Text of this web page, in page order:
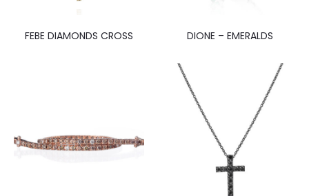
FEBE DIAMONDS CROSS DIONE – EMERALDS